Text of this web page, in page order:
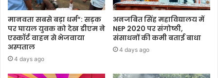
मानवता सबसे बड़ा धर्म”: सड़क
पर घायल युवक को देख डीएम ने
एस्कॉर्ट वाहन से भेजवाया
अस्पताल
4 days ago
अनजबित सिंह महाविद्यालय में
NEP 2020 पर संगोष्ठी,
संसाधनों की कमी बताई बाधा
4 days ago